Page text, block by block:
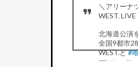
＼アリーナ
WEST.
北海道公演
全国9都市
WEST.と#
🎟️https://